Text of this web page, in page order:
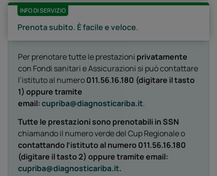
INFO DI SERVIZIO
Prenota subito. È facile e veloce.
Per prenotare tutte le prestazioni privatamente
con Fondi sanitari e Assicurazioni si può contattare
l’istituto al numero011.56.16.180 (digitare il tasto
1) oppure tramite
email:cupriba@diagnosticariba.it.
Tutte le prestazioni sono prenotabili in SSN
chiamando il numero verde del Cup Regionale o
contattando l’istituto al numero 011.56.16.180
(digitare il tasto 2) oppure tramite email:
cupriba@diagnosticariba.it.